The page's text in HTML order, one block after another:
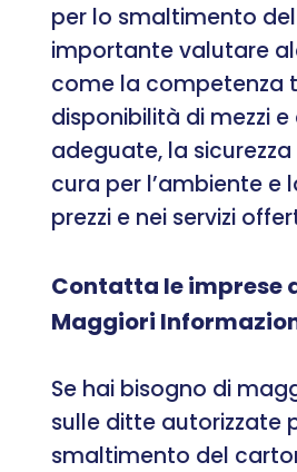
per lo smaltimento
importante valutare
come la competenza
disponibilità di mezzi
adeguate, la
cura per l’ambiente e
prezzi e nei servizi
Contatta le imprese
Maggiori
Se hai bisogno di
sulle ditte autorizzate
smaltimento del